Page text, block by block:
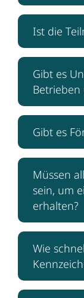
Ist die
Gibt es
Betrieben
Gibt es
Müssen
sein, um
erhalten?
Wie